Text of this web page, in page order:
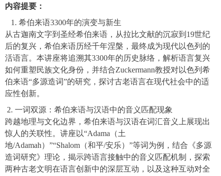
内容提要：
1. 希伯来语3300年的演变与新生
从古迦南文字到圣经希伯来语，从拉比文献的沉寂到 19世纪
后的复兴，希伯来语历经千年涅槃 ，最终成为现代以色列的
活语言。本讲座将追溯其3300年的历史脉络，解析语言复兴
如何重塑民族文化身份，并结合Zuckermann教授对以色列希
伯来语“多源造词”的研究，探讨古老语言在现代社会中的适
应性创新。
2. 一词双源：希伯来语与汉语中的音义匹配现象
跨越地理与文化边界，希伯来语与汉语在词汇音义上展现出
惊人的关联性。讲座以“Adama （土
地/Adamah）”“Shalom （和平/安乐）”等词为例，结合《多源
造词研究》理论，揭示跨语言接触中的音义匹配机制，探索
两种古老文明在语言创新中的深层互动，以及这种互动对全